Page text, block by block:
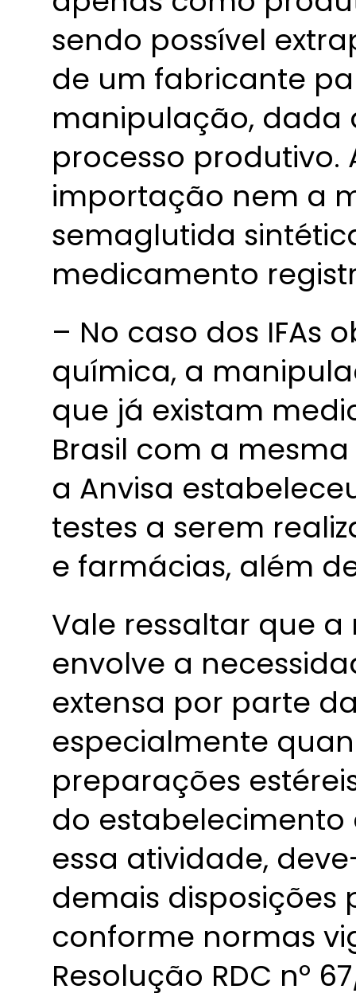
sendo possível
de um fabricante
manipulação, dada
processo produtivo.
importação nem a
semaglutida
medicamento
– No caso dos IFAs
química, a
que já existam
Brasil com a
a Anvisa
testes a serem
e farmácias, além
Vale ressaltar que a
envolve a
extensa por parte
especialmente
preparações
do
essa atividade,
demais disposições
conforme normas
Resolução RDC nº